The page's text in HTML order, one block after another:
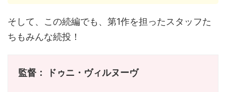
そして、この続編でも、第1作を担ったスタッフた
ちもみんな続投！
監督： ドゥニ・ヴィルヌーヴ